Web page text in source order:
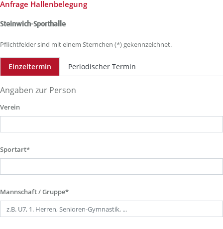
Anfrage Hallenbelegung
Steinwich-Sporthalle
Pflichtfelder sind mit einem Sternchen (*) gekennzeichnet.
Einzeltermin Periodischer Termin
Angaben zur Person
Verein
Sportart*
Mannschaft / Gruppe*